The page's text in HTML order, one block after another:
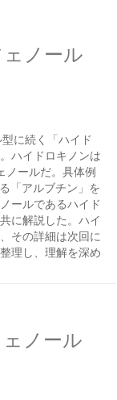
ノール
に続く「ハイド
ハイドロキノンは
ノールだ。具体例
「アルブチン」を
ールであるハイド
に解説した。ハイ
その詳細は次回に
理し、理解を深め
ノール